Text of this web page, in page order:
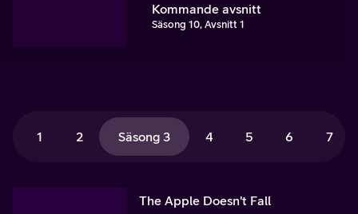
Kommande avsnitt
Säsong 10, Avsnitt 1
1 2 Säsong 3 4 5 6 7
The Apple Doesn't Fall